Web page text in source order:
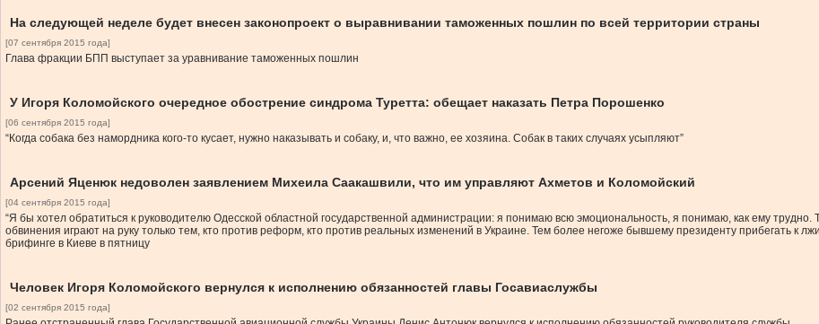
На следующей неделе будет внесен законопроект о выравнивании таможенных пошлин по всей территории страны
[07 сентября 2015 года]
Глава фракции БПП выступает за уравнивание таможенных пошлин
У Игоря Коломойского очередное обострение синдрома Туретта: обещает наказать Петра Порошенко
[06 сентября 2015 года]
“Когда собака без намордника кого-то кусает, нужно наказывать и собаку, и, что важно, ее хозяина. Собак в таких случаях усыпляют”
Арсений Яценюк недоволен заявлением Михеила Саакашвили, что им управляют Ахметов и Коломойский
[04 сентября 2015 года]
“Я бы хотел обратиться к руководителю Одесской областной государственной администрации: я понимаю всю эмоциональность, я понимаю, как ему
обвинения играют на руку только тем, кто против реформ, кто против реальных изменений в Украине. Тем более негоже бывшему президенту прибегать
брифинге в Киеве в пятницу
Человек Игоря Коломойского вернулся к исполнению обязанностей главы Госавиаслужбы
[02 сентября 2015 года]